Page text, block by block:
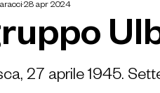
Ulbricht
28 apr 2024
27 aprile 1945.